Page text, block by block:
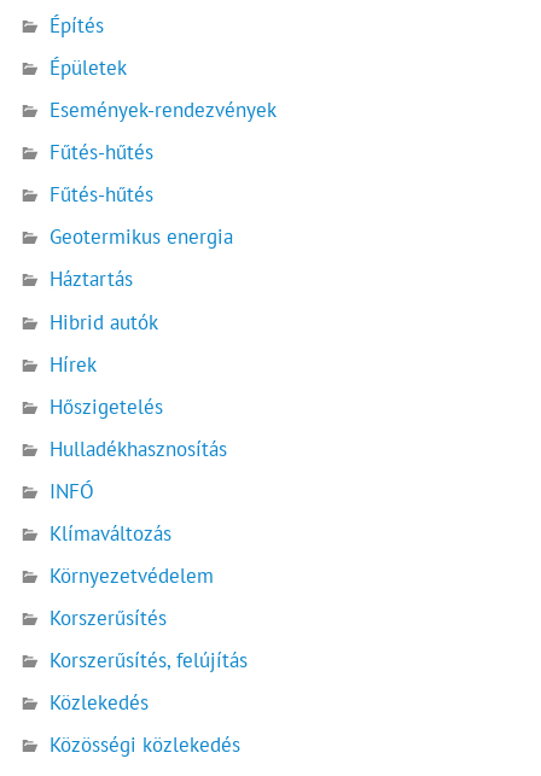
Építés
Épületek
Események-rendezvények
Fűtés-hűtés
Fűtés-hűtés
Geotermikus energia
Háztartás
Hibrid autók
Hírek
Hőszigetelés
Hulladékhasznosítás
INFÓ
Klímaváltozás
Környezetvédelem
Korszerűsítés
Korszerűsítés, felújítás
Közlekedés
Közösségi közlekedés